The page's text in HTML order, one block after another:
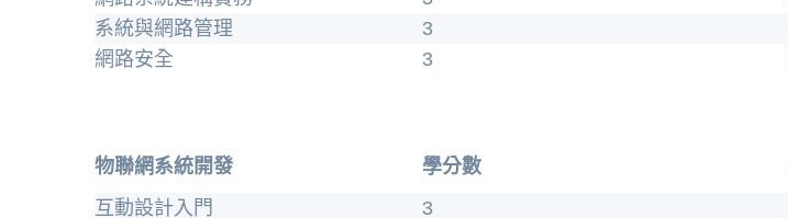
系統與網路管理
3
網路安全
3
物聯網系統開發 學分數
互動設計入門
3